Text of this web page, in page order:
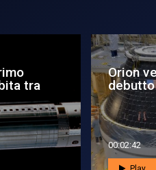
la
il
X-57
aereo
Nasa
00:01:25